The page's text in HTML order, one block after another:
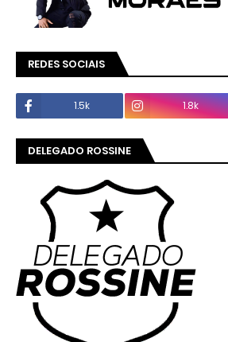
REDES SOCIAIS
1.5k 1.8k
DELEGADO ROSSINE